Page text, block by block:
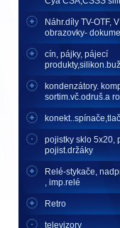
Náhr.díly TV-OTF,
obrazovky-
cín, pájky, pájecí
kondenzátory.
sortim.vč.odruš.a
pojistky sklo 5x20,
pojist.držáky
Relé-stykače,
, imp.relé
Retro
televizory